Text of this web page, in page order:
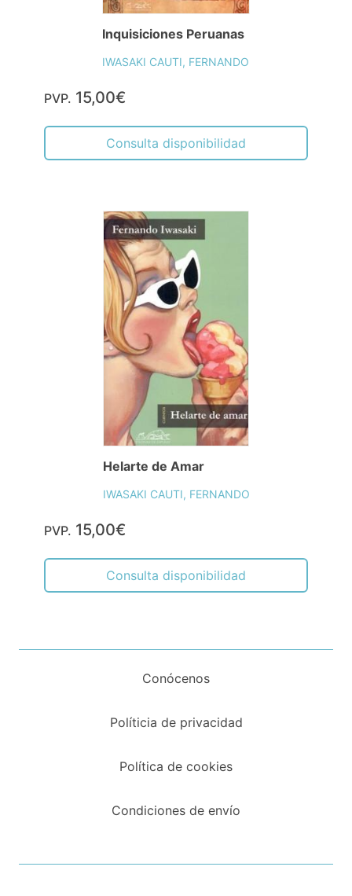
Inquisiciones Peruanas
IWASAKI CAUTI, FERNANDO
PVP. 15,00€
Consulta disponibilidad
Helarte de Amar
IWASAKI CAUTI, FERNANDO
PVP. 15,00€
Consulta disponibilidad
Conócenos
Políticia de privacidad
Política de cookies
Condiciones de envío